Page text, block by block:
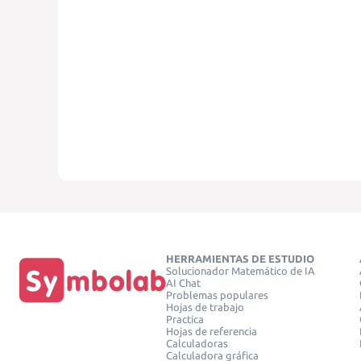
HERRAMIENTAS DE ESTUDIO
Solucionador Matemático de IA
AI Chat
Problemas populares
Hojas de trabajo
Practica
Hojas de referencia
Calculadoras
Calculadora gráfica